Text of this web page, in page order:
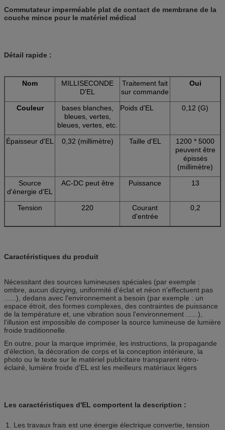
Commutateur imperméable plat de contact de membrane de la
couche mince pour le matériel médical
Détail rapide :
Nom
MILLISECONDE
D'EL
Traitement fait
sur commande
Oui
Couleur
bases blanches,
bleues, vertes,
bleues, vertes, etc.
Poids d'EL 0,12 (G)
Épaisseur d'EL 0,32 (millimètre) Taille d'EL
1200 * 5000
peuvent être
épissés
(millimètre)
Source
d'énergie d'EL
AC-DC peut être Puissance 13
Tension 220
Courant
d'entrée
0,2
Caractéristiques du produit
Nécessitant des sources lumineuses spéciales (par exemple :
ombre, aucun dizzying, uniformité d'éclat et néon n'effectuent pas
......), dedans avec l'environnement a besoin (par exemple : un
espace étroit, des formes complexes, des contraintes de puissance
de la température et, une vibration sous l'environnement ......),
l'illusion est impossible de composer la source lumineuse de lumière
froide traditionnelle.
En outre, pour la marque imprimée, les instructions, la propagande
d'élection, la décoration de corps et la conception intérieure, la
photo ou le texte sur le matériel publicitaire transparent rétro-
éclairé, lumière froide d'EL est les meilleurs matériaux légers
Les caractéristiques d'EL comportent la description :
1. Les travaux frais est une énergie électrique convertie, tension